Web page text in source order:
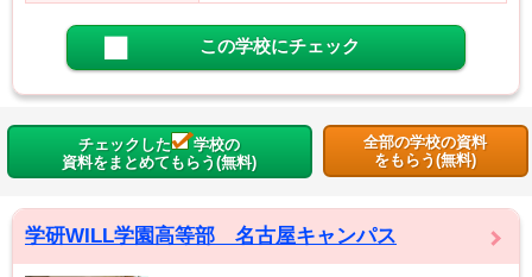
この学校にチェック
チェックした
学校の
資料をまとめてもらう(無料)
全部の学校の資料
をもらう(無料)
学研WILL学園高等部 名古屋キャンパス